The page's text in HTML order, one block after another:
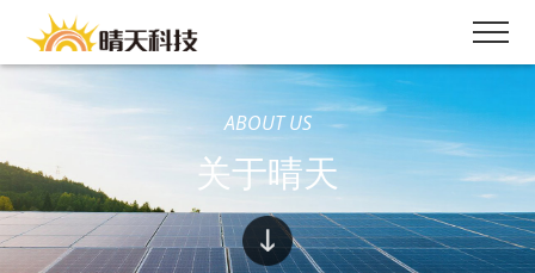
ABOUT US
关于晴天